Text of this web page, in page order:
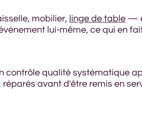
mobilier, linge de table —
lui-même, ce qui en
contrôle qualité systématique
avant d'être remis en